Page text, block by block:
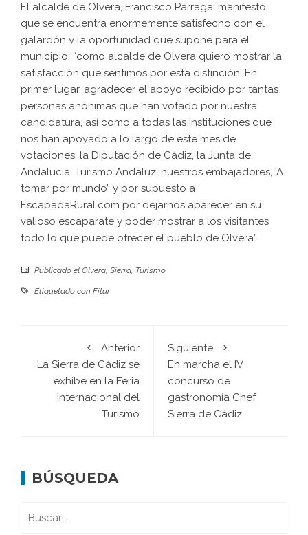
El alcalde de Olvera, Francisco Párraga, manifestó
que se encuentra enormemente satisfecho con el
galardón y la oportunidad que supone para el
municipio, “como alcalde de Olvera quiero mostrar la
satisfacción que sentimos por esta distinción. En
primer lugar, agradecer el apoyo recibido por tantas
personas anónimas que han votado por nuestra
candidatura, así como a todas las instituciones que
nos han apoyado a lo largo de este mes de
votaciones: la Diputación de Cádiz, la Junta de
Andalucía, Turismo Andaluz, nuestros embajadores, ‘A
tomar por mundo’, y por supuesto a
EscapadaRural.com por dejarnos aparecer en su
valioso escaparate y poder mostrar a los visitantes
todo lo que puede ofrecer el pueblo de Olvera”.
Publicado el Olvera, Sierra, Turismo
Etiquetado con Fitur
Anterior
La Sierra de Cádiz se
exhibe en la Feria
Internacional del
Turismo
Siguiente
En marcha el IV
concurso de
gastronomía Chef
Sierra de Cádiz
BÚSQUEDA